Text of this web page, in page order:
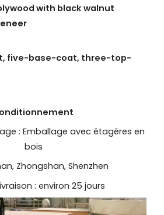
with black walnut
five-base-coat, three-top-
: Emballage avec étagères en
bois
Zhongshan, Shenzhen
: environ 25 jours